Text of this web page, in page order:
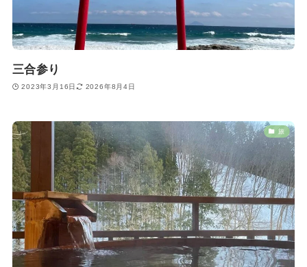
三合参り
2023年3月16日 2026年8月4日
旅